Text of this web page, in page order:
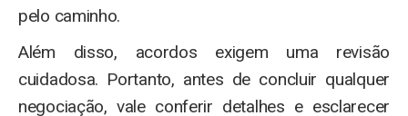
pelo caminho.
Além disso, acordos exigem uma revisão
cuidadosa. Portanto, antes de concluir qualquer
negociação, vale conferir detalhes e esclarecer